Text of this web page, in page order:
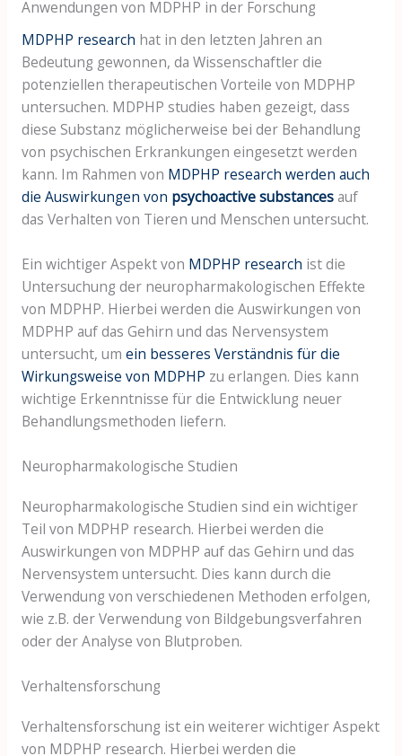
Anwendungen von MDPHP in der Forschung
MDPHP research hat in den letzten Jahren an
Bedeutung gewonnen, da Wissenschaftler die
potenziellen therapeutischen Vorteile von MDPHP
untersuchen. MDPHP studies haben gezeigt, dass
diese Substanz möglicherweise bei der Behandlung
von psychischen Erkrankungen eingesetzt werden
kann. Im Rahmen von MDPHP research werden auch
die Auswirkungen von psychoactive substancesauf
das Verhalten von Tieren und Menschen untersucht.
Ein wichtiger Aspekt von MDPHP research ist die
Untersuchung der neuropharmakologischen Effekte
von MDPHP. Hierbei werden die Auswirkungen von
MDPHP auf das Gehirn und das Nervensystem
untersucht, um ein besseres Verständnis für die
Wirkungsweise von MDPHP zu erlangen. Dies kann
wichtige Erkenntnisse für die Entwicklung neuer
Behandlungsmethoden liefern.
Neuropharmakologische Studien
Neuropharmakologische Studien sind ein wichtiger
Teil von MDPHP research. Hierbei werden die
Auswirkungen von MDPHP auf das Gehirn und das
Nervensystem untersucht. Dies kann durch die
Verwendung von verschiedenen Methoden erfolgen,
wie z.B. der Verwendung von Bildgebungsverfahren
oder der Analyse von Blutproben.
Verhaltensforschung
Verhaltensforschung ist ein weiterer wichtiger Aspekt
von MDPHP research. Hierbei werden die